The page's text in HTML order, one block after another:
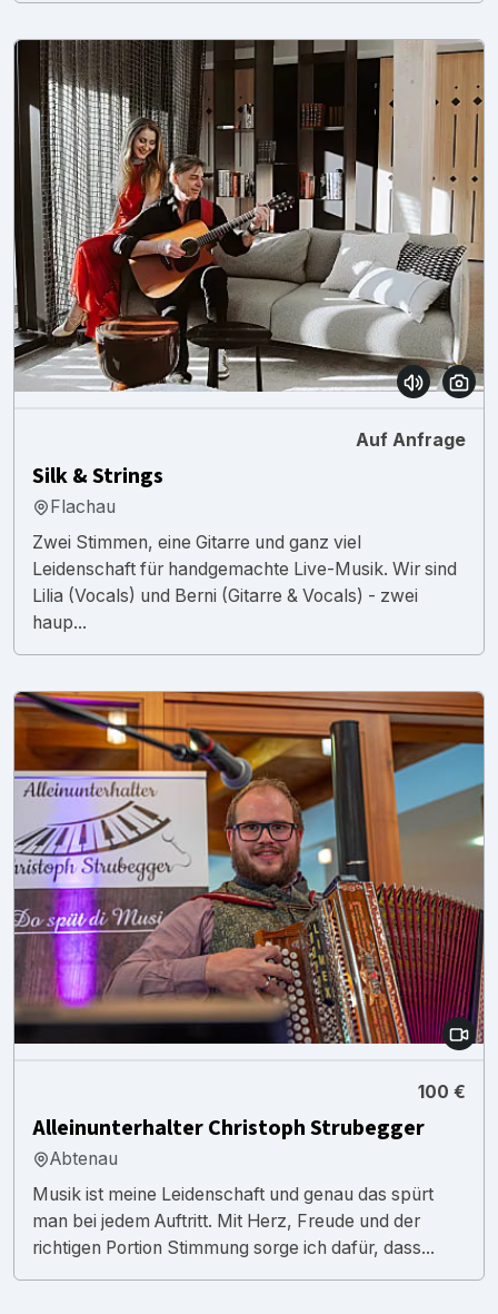
Auf Anfrage
Silk & Strings
Flachau
Zwei Stimmen, eine Gitarre und ganz viel
Leidenschaft für handgemachte Live-Musik. Wir sind
Lilia (Vocals) und Berni (Gitarre & Vocals) - zwei
haup...
100 €
Alleinunterhalter Christoph Strubegger
Abtenau
Musik ist meine Leidenschaft und genau das spürt
man bei jedem Auftritt. Mit Herz, Freude und der
richtigen Portion Stimmung sorge ich dafür, dass...